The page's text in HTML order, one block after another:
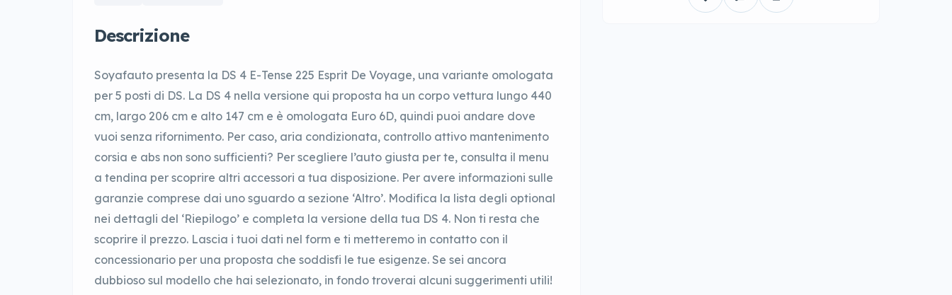
Descrizione
Soyafauto presenta la DS 4 E-Tense 225 Esprit De Voyage, una variante omologata
per 5 posti di DS. La DS 4 nella versione qui proposta ha un corpo vettura lungo 440
cm, largo 206 cm e alto 147 cm e è omologata Euro 6D, quindi puoi andare dove
vuoi senza rifornimento. Per caso, aria condizionata, controllo attivo mantenimento
corsia e abs non sono sufficienti? Per scegliere l’auto giusta per te, consulta il menu
a tendina per scoprire altri accessori a tua disposizione. Per avere informazioni sulle
garanzie comprese dai uno sguardo a sezione ‘Altro’. Modifica la lista degli optional
nei dettagli del ‘Riepilogo’ e completa la versione della tua DS 4. Non ti resta che
scoprire il prezzo. Lascia i tuoi dati nel form e ti metteremo in contatto con il
concessionario per una proposta che soddisfi le tue esigenze. Se sei ancora
dubbioso sul modello che hai selezionato, in fondo troverai alcuni suggerimenti utili!